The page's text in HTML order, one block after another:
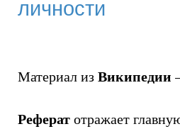
личности
Материал изВикипедии
Рефератотражает